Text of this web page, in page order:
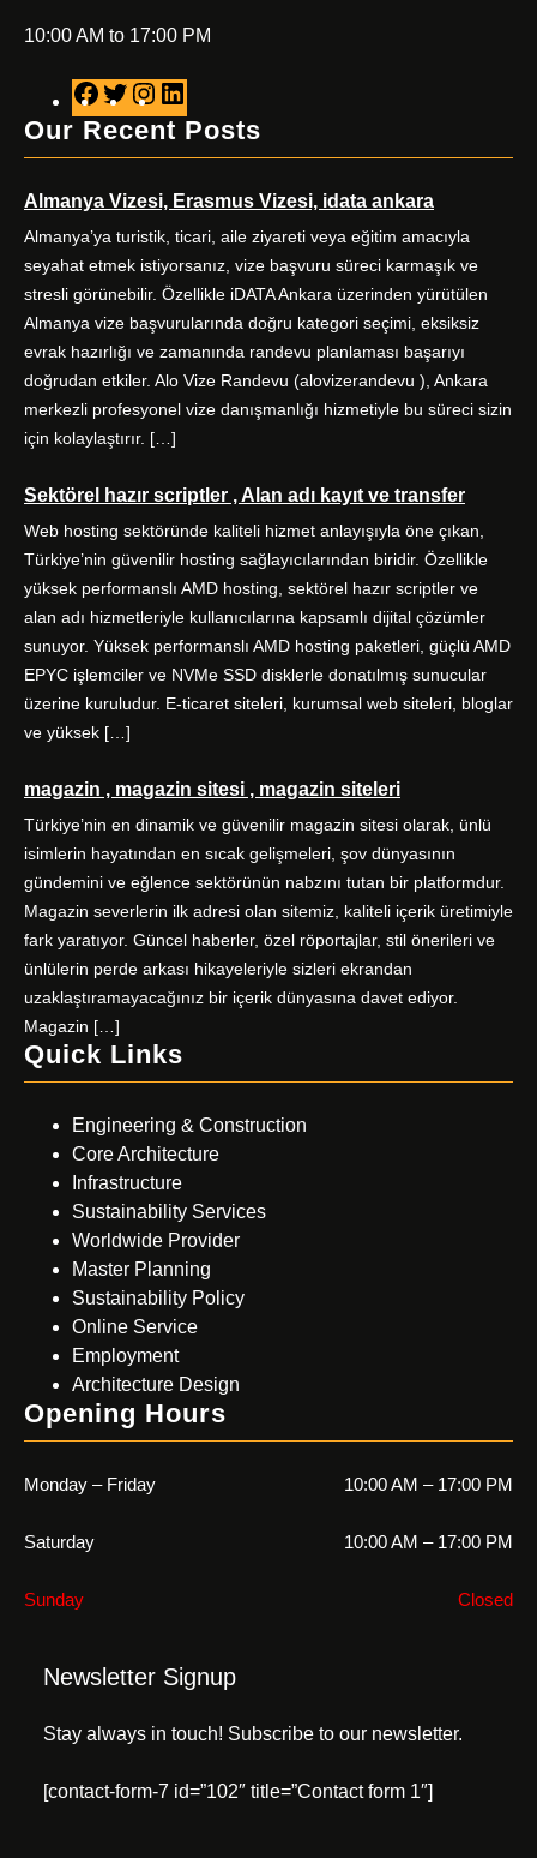
10:00 AM to 17:00 PM
F
a
b
o
o
k
T
w
t
e
r
n
a
g
r
a
m
i
e
d
I
n
Our Recent Posts
Almanya Vizesi, Erasmus Vizesi, idata ankara
Almanya’ya turistik, ticari, aile ziyareti veya eğitim amacıyla
seyahat etmek istiyorsanız, vize başvuru süreci karmaşık ve
stresli görünebilir. Özellikle iDATA Ankara üzerinden yürütülen
Almanya vize başvurularında doğru kategori seçimi, eksiksiz
evrak hazırlığı ve zamanında randevu planlaması başarıyı
doğrudan etkiler. Alo Vize Randevu (alovizerandevu ), Ankara
merkezli profesyonel vize danışmanlığı hizmetiyle bu süreci sizin
için kolaylaştırır. […]
Sektörel hazır scriptler , Alan adı kayıt ve transfer
Web hosting sektöründe kaliteli hizmet anlayışıyla öne çıkan,
Türkiye’nin güvenilir hosting sağlayıcılarından biridir. Özellikle
yüksek performanslı AMD hosting, sektörel hazır scriptler ve
alan adı hizmetleriyle kullanıcılarına kapsamlı dijital çözümler
sunuyor. Yüksek performanslı AMD hosting paketleri, güçlü AMD
EPYC işlemciler ve NVMe SSD disklerle donatılmış sunucular
üzerine kuruludur. E-ticaret siteleri, kurumsal web siteleri, bloglar
ve yüksek […]
magazin , magazin sitesi , magazin siteleri
Türkiye’nin en dinamik ve güvenilir magazin sitesi olarak, ünlü
isimlerin hayatından en sıcak gelişmeleri, şov dünyasının
gündemini ve eğlence sektörünün nabzını tutan bir platformdur.
Magazin severlerin ilk adresi olan sitemiz, kaliteli içerik üretimiyle
fark yaratıyor. Güncel haberler, özel röportajlar, stil önerileri ve
ünlülerin perde arkası hikayeleriyle sizleri ekrandan
uzaklaştıramayacağınız bir içerik dünyasına davet ediyor.
Magazin […]
Quick Links
Engineering & Construction
Core Architecture
Infrastructure
Sustainability Services
Worldwide Provider
Master Planning
Sustainability Policy
Online Service
Employment
Architecture Design
Opening Hours
Monday – Friday 10:00 AM – 17:00 PM
Saturday 10:00 AM – 17:00 PM
Sunday Closed
Newsletter Signup
Stay always in touch! Subscribe to our newsletter.
[contact-form-7 id=”102″ title=”Contact form 1″]